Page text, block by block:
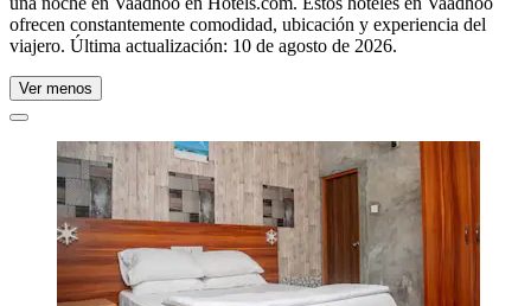
ofrecen constantemente comodidad, ubicación y experiencia del
viajero. Última actualización: 10 de agosto de 2026.
Ver menos